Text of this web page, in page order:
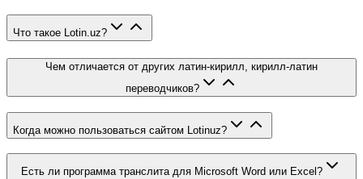
Что такое Lotin.uz?
Чем отличается от других латин-кирилл, кирилл-латин
переводчиков?
Когда можно пользоваться сайтом Lotinuz?
Есть ли программа транслита для Microsoft Word или Excel?